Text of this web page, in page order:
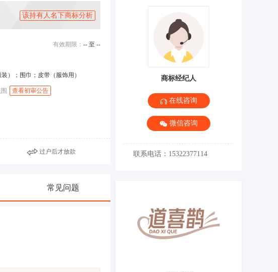
该持有人名下商标分析
有效期限： -- 至 --
）；围巾；皮带（服饰用）
查看初审公告
过户后才放款
常见问题
商标经纪人
在线咨询
微信咨询
联系电话：15322377114